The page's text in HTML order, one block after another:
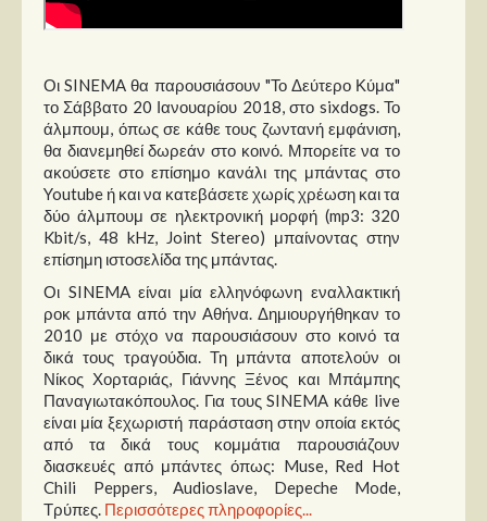
Οι SINEMA θα παρουσιάσουν "Το Δεύτερο Κύμα"
το Σάββατο 20 Ιανουαρίου 2018, στο sixdogs. Το
άλμπουμ, όπως σε κάθε τους ζωντανή εμφάνιση,
θα διανεμηθεί δωρεάν στο κοινό. Μπορείτε να το
ακούσετε στο επίσημο κανάλι της μπάντας στο
Youtube ή και να κατεβάσετε χωρίς χρέωση και τα
δύο άλμπουμ σε ηλεκτρονική μορφή (mp3: 320
Kbit/s, 48 kHz, Joint Stereo) μπαίνοντας στην
επίσημη ιστοσελίδα της μπάντας.
Οι SINEMA είναι μία ελληνόφωνη εναλλακτική
ροκ μπάντα από την Αθήνα. Δημιουργήθηκαν το
2010 με στόχο να παρουσιάσουν στο κοινό τα
δικά τους τραγούδια. Τη μπάντα αποτελούν οι
Νίκος Χορταριάς, Γιάννης Ξένος και Μπάμπης
Παναγιωτακόπουλος. Για τους SINEMA κάθε live
είναι μία ξεχωριστή παράσταση στην οποία εκτός
από τα δικά τους κομμάτια παρουσιάζουν
διασκευές από μπάντες όπως: Muse, Red Hot
Chili Peppers, Audioslave, Depeche Mode,
Τρύπες. Περισσότερες πληροφορίες...